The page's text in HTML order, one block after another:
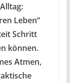
Leben“
Schritt
können.
Atmen,